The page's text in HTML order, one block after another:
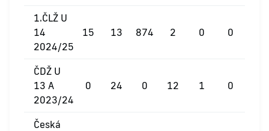
1.ČLŽ U
14
2024/25
15 13 874 2 0 0
ČDŽ U
13 A
2023/24
0 24 0 12 1 0
Česká